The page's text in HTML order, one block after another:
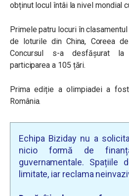
obținut locul întâi la nivel mondial
Primele patru locuri în
de loturile din China, Coreea
Concursul s-a desfășurat
participarea a 105 țări.
Prima ediție a olimpiadei a
România.
Echipa Biziday nu a
nicio formă de
guvernamentale. Spațiile
limitate, iar reclama